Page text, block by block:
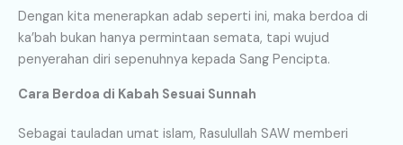
Dengan kita menerapkan adab seperti ini, maka berdoa di
ka’bah bukan hanya permintaan semata, tapi wujud
penyerahan diri sepenuhnya kepada Sang Pencipta.
Cara Berdoa di Kabah Sesuai Sunnah
Sebagai tauladan umat islam, Rasulullah SAW memberi